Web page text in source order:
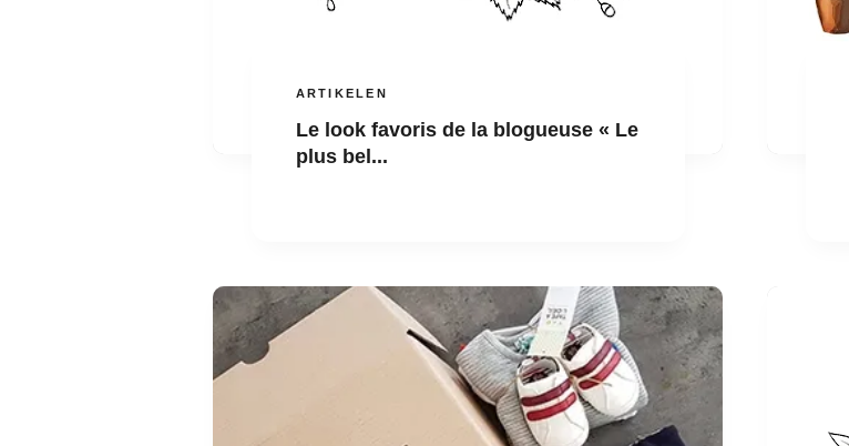
ARTIKELEN
Le look favoris de la blogueuse « Le
plus bel...